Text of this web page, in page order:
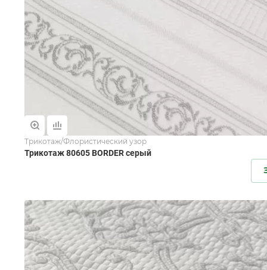
Трикотаж/Флористический узор
Трикотаж 80605 BORDER серый